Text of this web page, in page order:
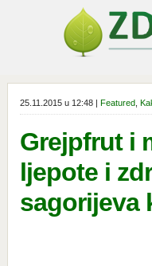
25.11.2015 u 12:48 | Featured,
Grejpfrut i
ljepote i
sagorijeva